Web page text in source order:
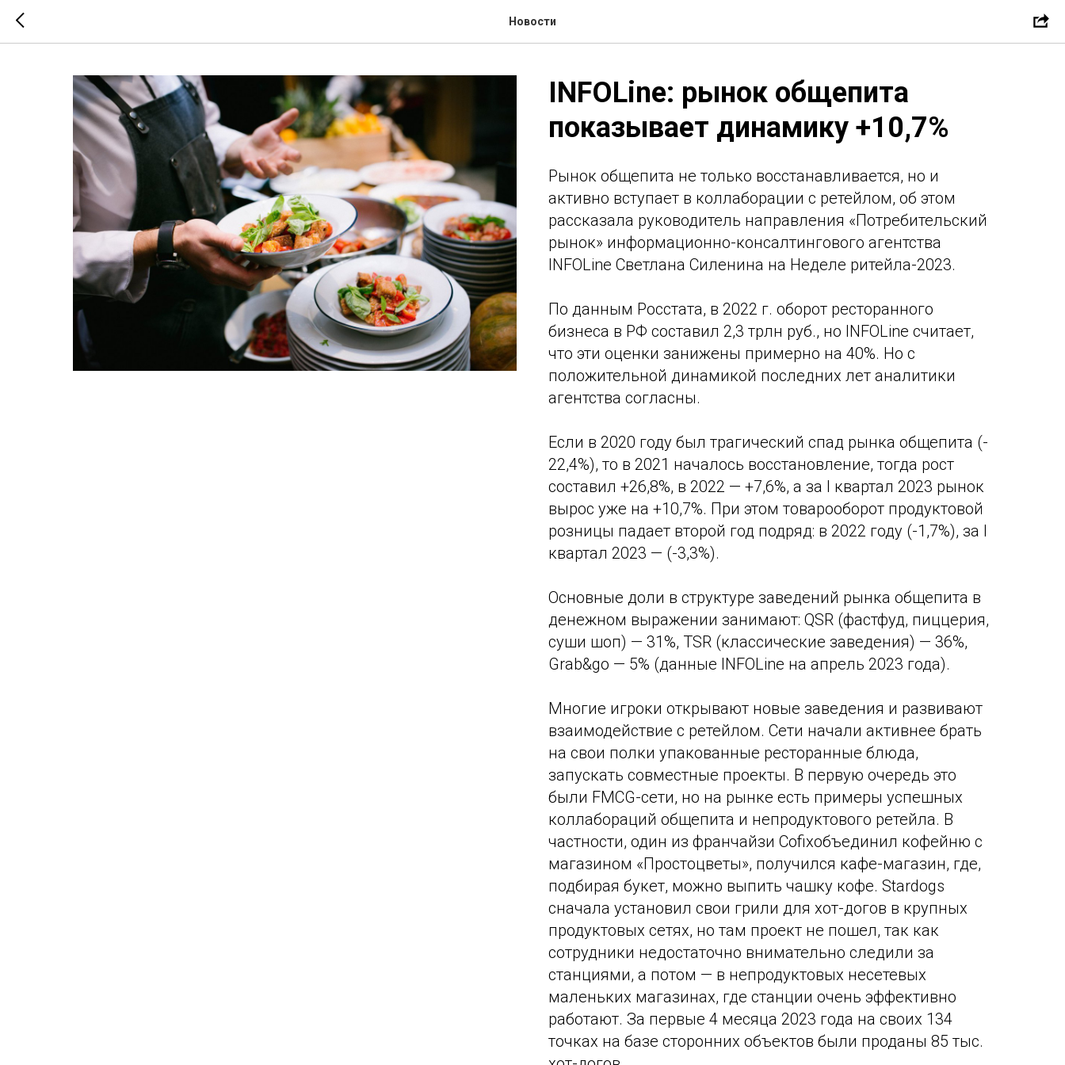
Новости
INFOLine: рынок общепита
показывает динамику +10,7%
Рынок общепита не только восстанавливается, но и
активно вступает в коллаборации с ретейлом, об этом
рассказала руководитель направления «Потребительский
рынок» информационно-консалтингового агентства
INFOLine Светлана Силенина на Неделе ритейла-2023.
По данным Росстата, в 2022 г. оборот ресторанного
бизнеса в РФ составил 2,3 трлн руб., но INFOLine считает,
что эти оценки занижены примерно на 40%. Но с
положительной динамикой последних лет аналитики
агентства согласны.
Если в 2020 году был трагический спад рынка общепита (-
22,4%), то в 2021 началось восстановление, тогда рост
составил +26,8%, в 2022 — +7,6%, а за I квартал 2023 рынок
вырос уже на +10,7%. При этом товарооборот продуктовой
розницы падает второй год подряд: в 2022 году (-1,7%), за I
квартал 2023 — (-3,3%).
Основные доли в структуре заведений рынка общепита в
денежном выражении занимают: QSR (фастфуд, пиццерия,
суши шоп) — 31%, TSR (классические заведения) — 36%,
Grab&go — 5% (данные INFOLine на апрель 2023 года).
Многие игроки открывают новые заведения и развивают
взаимодействие с ретейлом. Сети начали активнее брать
на свои полки упакованные ресторанные блюда,
запускать совместные проекты. В первую очередь это
были FMCG-сети, но на рынке есть примеры успешных
коллабораций общепита и непродуктового ретейла. В
частности, один из франчайзи Cofixобъединил кофейню с
магазином «Простоцветы», получился кафе-магазин, где,
подбирая букет, можно выпить чашку кофе. Stardogs
сначала установил свои грили для хот-догов в крупных
продуктовых сетях, но там проект не пошел, так как
сотрудники недостаточно внимательно следили за
станциями, а потом — в непродуктовых несетевых
маленьких магазинах, где станции очень эффективно
работают. За первые 4 месяца 2023 года на своих 134
точках на базе сторонних объектов были проданы 85 тыс.